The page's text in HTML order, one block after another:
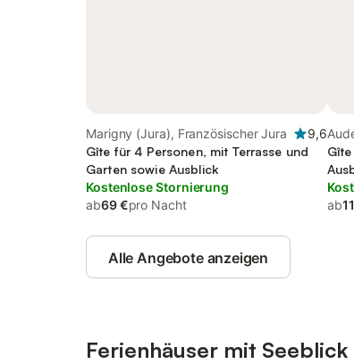
Marigny (Jura), Französischer Jura
9,6
Gîte für 4 Personen, mit Terrasse und
Garten sowie Ausblick
Kostenlose Stornierung
ab69 €pro Nacht
ab
Alle Angebote anzeigen
Ferienhäuser mit Seeblick